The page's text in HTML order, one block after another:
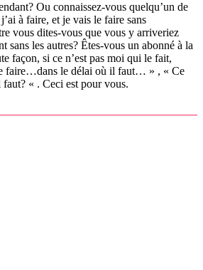
Ou connaissez-vous quelqu’un de
à faire, et je vais le faire sans
vous dites-vous que vous y arriveriez
sans les autres? Êtes-vous un abonné à la
façon, si ce n’est pas moi qui le fait,
faire…dans le délai où il faut… » , « Ce
« . Ceci est pour vous.